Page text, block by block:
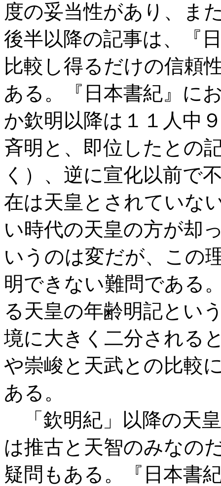
度の妥当性があり、ま
後半以降の記事は、『
比較し得るだけの信頼
ある。『日本書紀』に
か欽明以降は１１人中
斉明と、即位したとの
く）、逆に宣化以前で
在は天皇とされていな
い時代の天皇の方が却
いうのは変だが、この
明できない難問である
る天皇の年齢明記とい
境に大きく二分される
や崇峻と天武との比較
ある。
「欽明紀」以降の天
は推古と天智のみなの
疑問もある。『日本書